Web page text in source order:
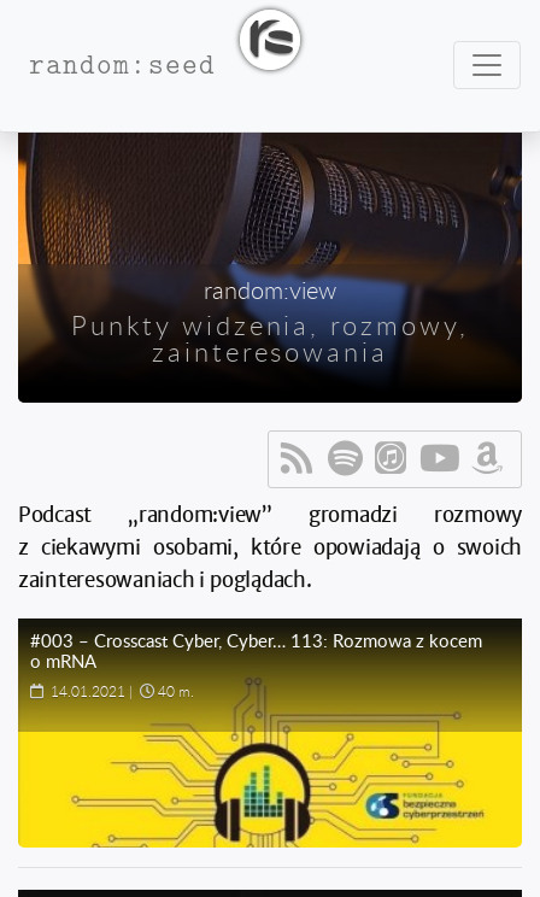
random:seed
random:view
Punkty widzenia, rozmowy,
zainteresowania
Podcast „random:view” gromadzi rozmowy
z ciekawymi osobami, które opowiadają o swoich
zainteresowaniach i poglądach.
#003 – Crosscast Cyber, Cyber… 113: Rozmowa z kocem
o mRNA
14.01.2021 | 40 m.